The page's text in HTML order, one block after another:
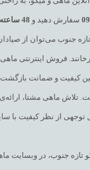
سفارش دهید و 48 ساعته
جنوب می‌توان از
فروش اینترنتی
کیفیت و ضمانت
تلاش ماهی مشتا، ارائه‌ی
توجهی از نظر کیفیت با
تازه جنوب، در وبسایت